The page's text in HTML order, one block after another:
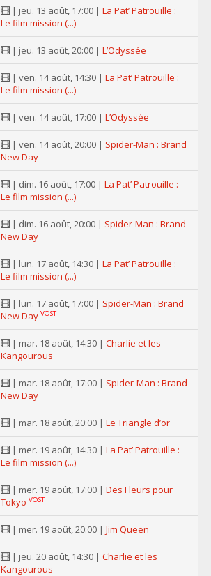
| jeu. 13 août, 17:00 | La Pat’ Patrouille :
Le film mission (...)
| jeu. 13 août, 20:00 | L’Odyssée
| ven. 14 août, 14:30 | La Pat’ Patrouille :
Le film mission (...)
| ven. 14 août, 17:00 | L’Odyssée
| ven. 14 août, 20:00 | Spider-Man : Brand
New Day
| dim. 16 août, 17:00 | La Pat’ Patrouille :
Le film mission (...)
| dim. 16 août, 20:00 | Spider-Man : Brand
New Day
| lun. 17 août, 14:30 | La Pat’ Patrouille :
Le film mission (...)
| lun. 17 août, 17:00 | Spider-Man : Brand
New Day VOST
| mar. 18 août, 14:30 | Charlie et les
Kangourous
| mar. 18 août, 17:00 | Spider-Man : Brand
New Day
| mar. 18 août, 20:00 | Le Triangle d’or
| mer. 19 août, 14:30 | La Pat’ Patrouille :
Le film mission (...)
| mer. 19 août, 17:00 | Des Fleurs pour
Tokyo VOST
| mer. 19 août, 20:00 | Jim Queen
| jeu. 20 août, 14:30 | Charlie et les
Kangourous